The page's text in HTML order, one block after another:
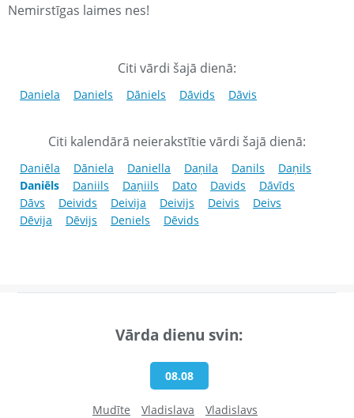
Nemirstīgas laimes nes!
Citi vārdi šajā dienā:
Daniela Daniels Dāniels Dāvids Dāvis
Citi kalendārā neierakstītie vārdi šajā dienā:
Daniēla Dāniela Daniella Daņila Danils
Daņils
Daniēls
Daniils Daņiils Dato Davids
Dāvīds
Dāvs
Deivids Deivija Deivijs Deivis
Deivs
Dēvija
Dēvijs Deniels Dēvids
Vārda dienu svin:
08.08
Mudīte Vladislava Vladislavs